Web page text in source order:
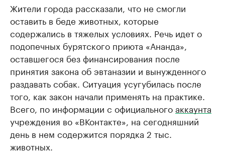
Жители города рассказали, что не смогли
оставить в беде животных, которые
содержались в тяжелых условиях. Речь идет о
подопечных бурятского приюта «Ананда»,
оставшегося без финансирования после
принятия закона об эвтаназии и вынужденного
раздавать собак. Ситуация усугубилась после
того, как закон начали применять на практике.
Всего, по информации с официальногоаккаунта
учреждения во «ВКонтакте», на сегодняшний
день в нем содержится порядка 2 тыс.
животных.